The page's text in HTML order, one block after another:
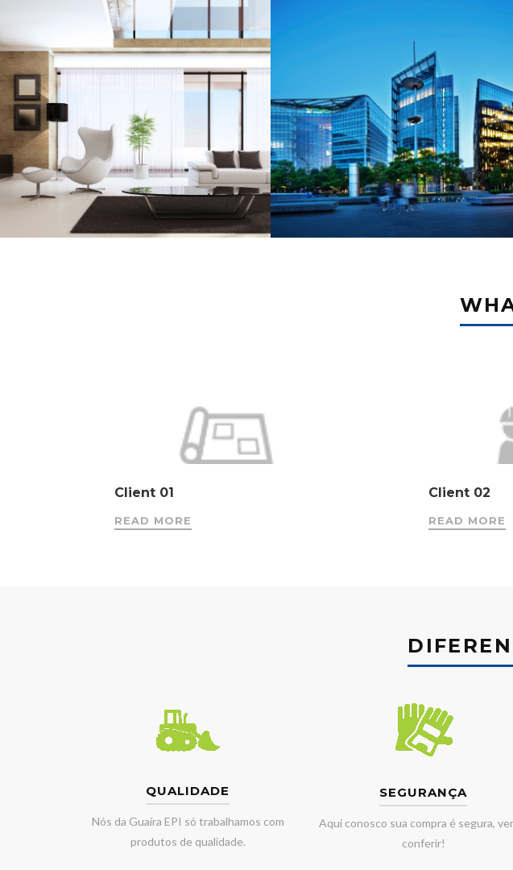
Client 01
READ MORE
Client 02
READ MORE
QUALIDADE
Nós da Guaíra EPI só trabalhamos com
produtos de qualidade.
SEGURANÇA
Aqui conosco sua compra é segura,
conferir!